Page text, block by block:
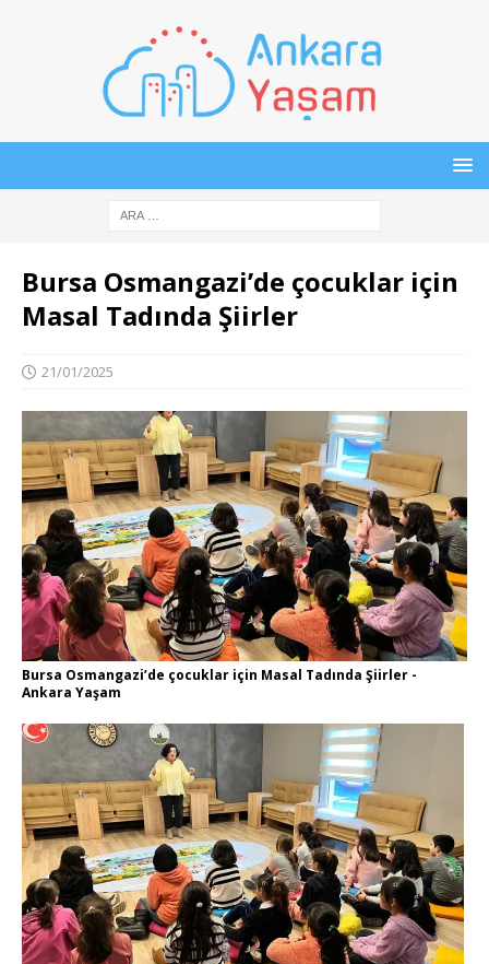
Bursa Osmangazi’de çocuklar için
Masal Tadında Şiirler
21/01/2025
Bursa Osmangazi’de çocuklar için Masal Tadında Şiirler -
Ankara Yaşam